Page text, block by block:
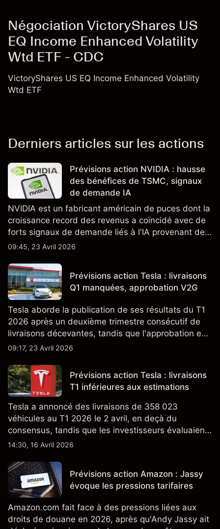
Négociation VictoryShares US
EQ Income Enhanced Volatility
Wtd ETF - CDC
VictoryShares US EQ Income Enhanced Volatility
Wtd ETF
Derniers articles sur les actions
Prévisions action NVIDIA : hausse
des bénéfices de TSMC, signaux
de demande IA
NVIDIA est un fabricant américain de puces dont la
croissance record des revenus a coïncidé avec de
forts signaux de demande liés à l'IA provenant de
partenaires clés de la chaîne d'approvisionnement,
passées ne préjugent pas des résultats futurs.
09:45, 23 Avril 2026
Prévisions action Tesla : livraisons
Q1 manquées, approbation V2G
Tesla aborde la publication de ses résultats du T1
2026 après un deuxième trimestre consécutif de
livraisons décevantes, tandis que l'approbation en
Californie d'un programme V2G pour le Cybertruck
énergétique.
09:17, 23 Avril 2026
Prévisions action Tesla : livraisons
T1 inférieures aux estimations
Tesla a annoncé des livraisons de 358 023
véhicules au T1 2026 le 2 avril, en deçà du
consensus, tandis que les investisseurs évaluaient
également la croissance des stocks et les projets
nouveau SUV. Découvrez les objectifs de cours
TSLA d'analystes tiers.
14:30, 16 Avril 2026
Prévisions action Amazon : Jassy
évoque les pressions tarifaires
Amazon.com fait face à des pressions liées aux
droits de douane en 2026, après qu'Andy Jassy ait